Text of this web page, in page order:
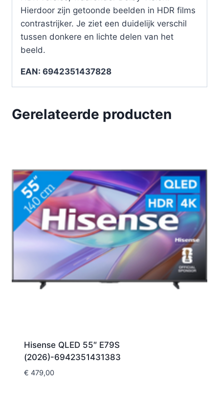
Hierdoor zijn getoonde beelden in HDR films
contrastrijker. Je ziet een duidelijk verschil
tussen donkere en lichte delen van het
beeld.
EAN: 6942351437828
Gerelateerde producten
Hisense QLED 55″ E79S
(2026)-6942351431383
€ 479,00